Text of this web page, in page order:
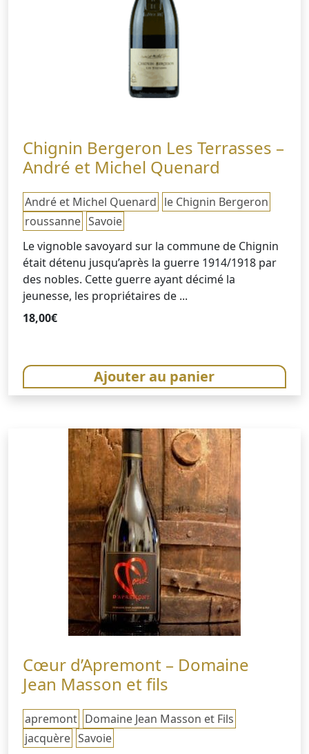
Chignin Bergeron Les Terrasses –
André et Michel Quenard
André et Michel Quenard le Chignin Bergeron
roussanne Savoie
Le vignoble savoyard sur la commune de Chignin
était détenu jusqu’après la guerre 1914/1918 par
des nobles. Cette guerre ayant décimé la
jeunesse, les propriétaires de ...
18,00€
Ajouter au panier
Cœur d’Apremont – Domaine
Jean Masson et fils
apremont Domaine Jean Masson et Fils
jacquère Savoie